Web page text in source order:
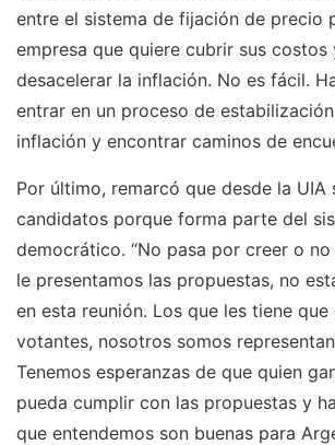
entre el sistema de fijación de precio
empresa que quiere cubrir sus
desacelerar la inflación. No es fácil.
entrar en un proceso de
inflación y encontrar caminos de
Por último, remarcó que desde la UIA
candidatos porque forma parte del
democrático. “No pasa por creer o
le presentamos las propuestas, no
en esta reunión. Los que les tiene
votantes, nosotros somos
Tenemos esperanzas de que quien
pueda cumplir con las propuestas y
que entendemos son buenas para